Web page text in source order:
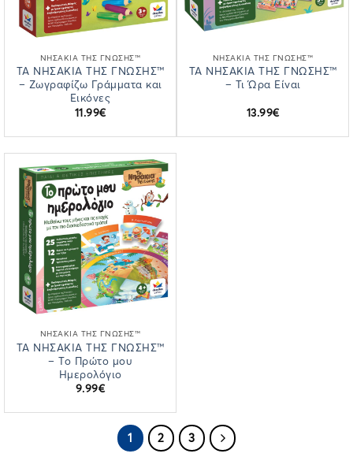
ΝΗΣΆΚΙΑ ΤΗΣ ΓΝΏΣΗΣ™
ΤΑ ΝΗΣΑΚΙΑ ΤΗΣ ΓΝΩΣΗΣ™
– Ζωγραφίζω Γράμματα και
Εικόνες
11.99€
ΝΗΣΆΚΙΑ ΤΗΣ ΓΝΏΣΗΣ™
ΤΑ ΝΗΣΑΚΙΑ ΤΗΣ ΓΝΩΣΗΣ™
– Τι Ώρα Είναι
13.99€
ΝΗΣΆΚΙΑ ΤΗΣ ΓΝΏΣΗΣ™
ΤΑ ΝΗΣΑΚΙΑ ΤΗΣ ΓΝΩΣΗΣ™
– Το Πρώτο μου
Ημερολόγιο
9.99€
1 2 3